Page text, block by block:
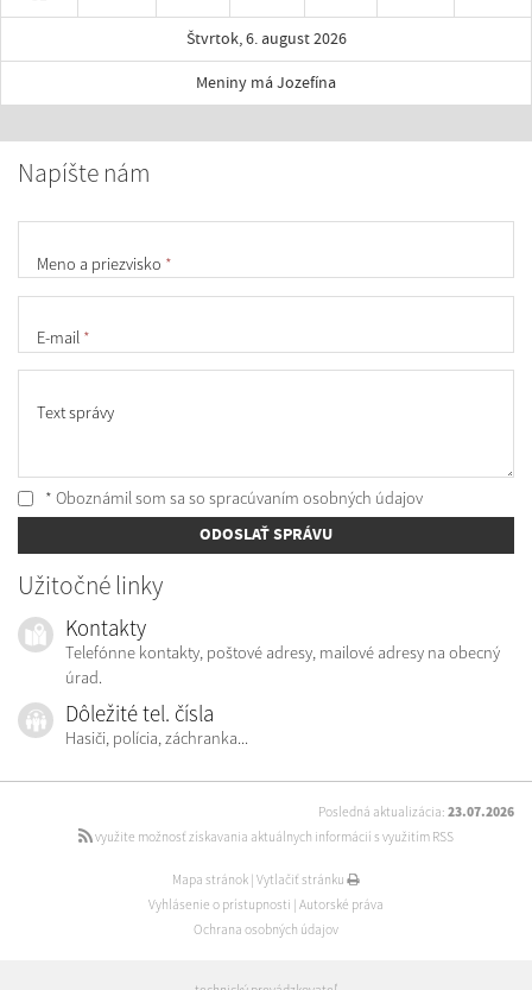
Štvrtok, 6. august 2026
Meniny má Jozefína
Napíšte nám
Meno a priezvisko *
E-mail *
Text správy
* Oboznámil som sa so spracúvaním osobných údajov
ODOSLAŤ SPRÁVU
Užitočné linky
Kontakty
Telefónne kontakty, poštové adresy, mailové adresy na obecný
úrad.
Dôležité tel. čísla
Hasiči, polícia, záchranka...
Posledná aktualizácia: 23.07.2026
využite možnosť získavania aktuálnych informácií s využitím RSS
Mapa stránok | Vytlačiť stránku
Vyhlásenie o prístupnosti | Autorské práva
Ochrana osobných údajov